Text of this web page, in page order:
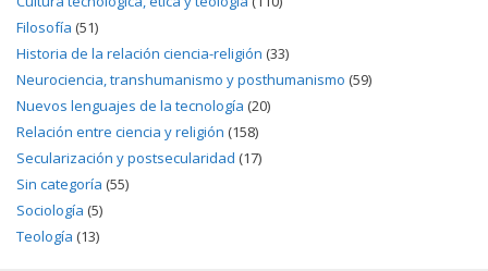
Filosofía (51)
Historia de la relación ciencia-religión (33)
Neurociencia, transhumanismo y posthumanismo (59)
Nuevos lenguajes de la tecnología (20)
Relación entre ciencia y religión (158)
Secularización y postsecularidad (17)
Sin categoría (55)
Sociología (5)
Teología (13)